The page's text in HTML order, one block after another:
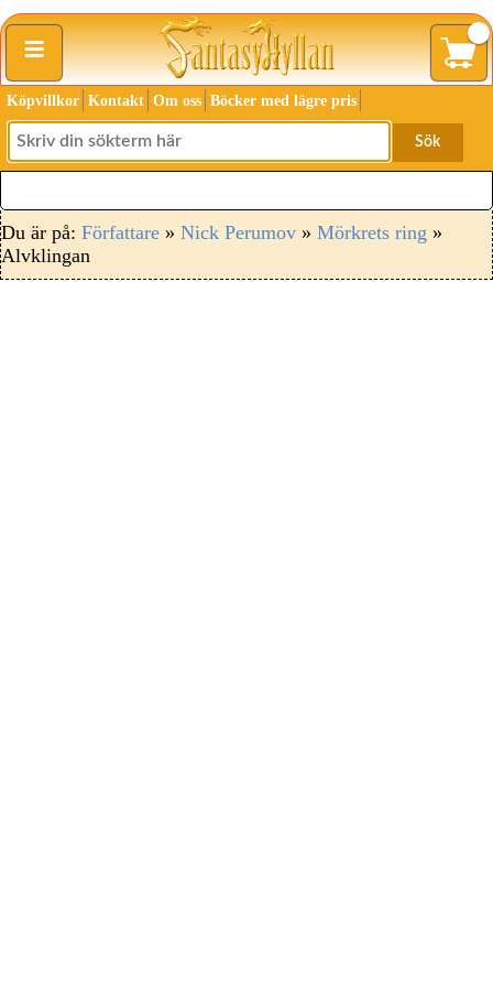
≡
Köpvillkor Kontakt Om oss Böcker med lägre pris
Sök
Du är på: Författare » Nick Perumov » Mörkrets ring »
Alvklingan